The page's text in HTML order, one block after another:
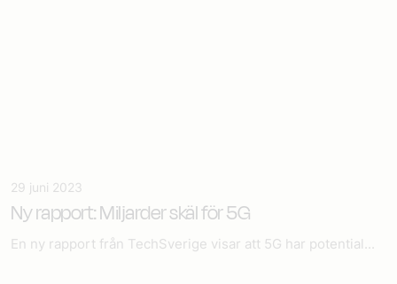
29 juni 2023
Ny rapport: Miljarder skäl för 5G
En ny rapport från TechSverige visar att 5G har potential...